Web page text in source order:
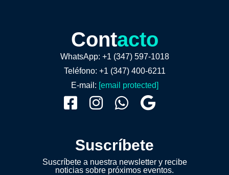
Contacto
WhatsApp: +1 (347) 597-1018
Teléfono: +1 (347) 400-6211
E-mail: [email protected]
Suscríbete
Suscríbete a nuestra newsletter y recibe
noticias sobre próximos eventos.